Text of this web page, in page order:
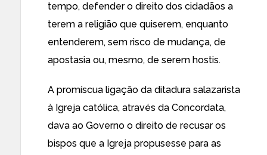
tempo, defender o direito dos cidadãos a
terem a religião que quiserem, enquanto
entenderem, sem risco de mudança, de
apostasia ou, mesmo, de serem hostis.
A promíscua ligação da ditadura salazarista
à Igreja católica, através da Concordata,
dava ao Governo o direito de recusar os
bispos que a Igreja propusesse para as